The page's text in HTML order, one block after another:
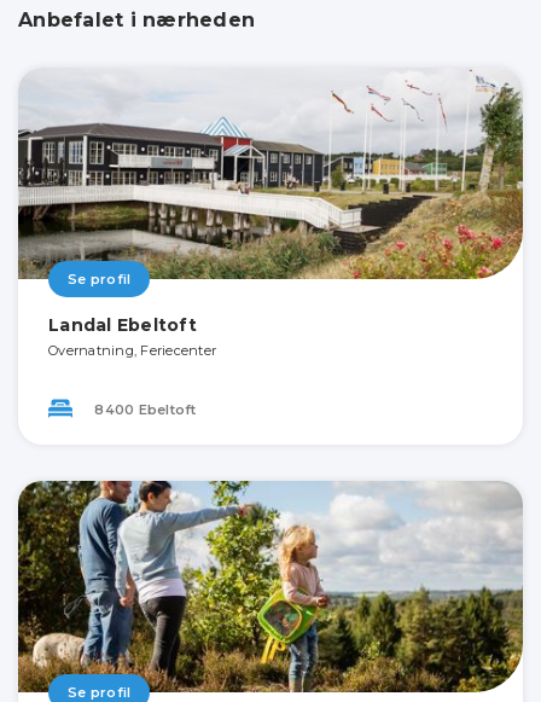
Anbefalet i nærheden
Se profil
Landal Ebeltoft
Overnatning, Feriecenter
8400 Ebeltoft
Se profil